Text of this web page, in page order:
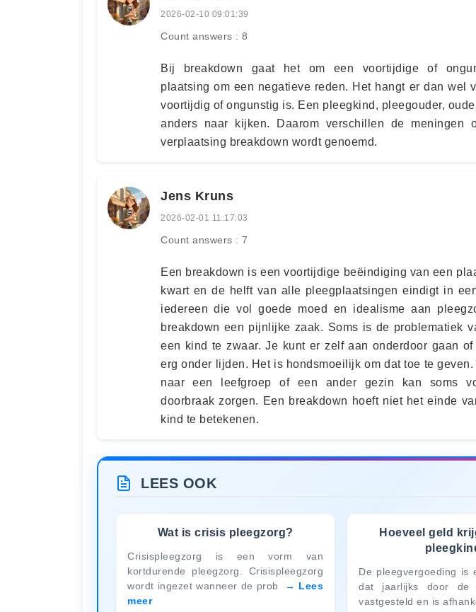
2026-02-10 09:01:39
Count answers : 8
Bij breakdown gaat het om een voortijdige of
plaatsing om een negatieve reden. Het hangt er dan wel
voortijdig of ongunstig is. Een pleegkind, pleegouder,
anders naar kijken. Daarom verschillen de meningen
verplaatsing breakdown wordt genoemd.
Jens Kruns
2026-02-01 11:17:03
Count answers : 7
Een breakdown is een voortijdige beëindiging van een
kwart en de helft van alle pleegplaatsingen eindigt in
iedereen die vol goede moed en idealisme aan
breakdown een pijnlijke zaak. Soms is de problematiek
een kind te zwaar. Je kunt er zelf aan onderdoor gaan
erg onder lijden. Het is hondsmoeilijk om dat toe te
naar een leefgroep of een ander gezin kan soms
doorbraak zorgen. Een breakdown hoeft niet het einde
kind te betekenen.
LEES OOK
Wat is crisis pleegzorg?
Crisispleegzorg is een vorm van
kortdurende pleegzorg. Crisispleegzorg
wordt ingezet wanneer de prob
Lees
meer
Hoeveel geld
De pleegvergoeding is
dat jaarlijks door de
vastgesteld en is